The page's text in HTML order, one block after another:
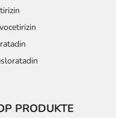
PRODUKTE